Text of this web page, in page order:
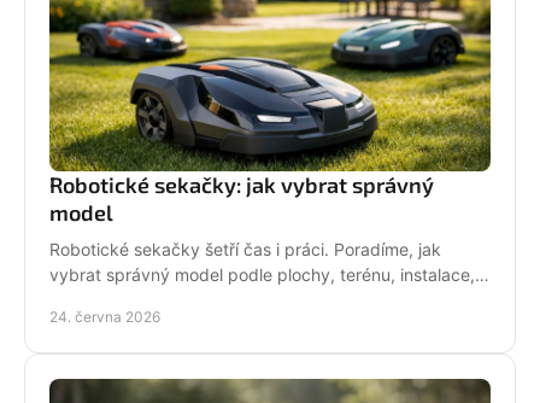
Robotické sekačky: jak vybrat správný
model
Robotické sekačky šetří čas i práci. Poradíme, jak
vybrat správný model podle plochy, terénu, instalace,
24. června 2026